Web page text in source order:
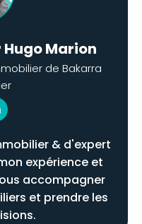
Marion
de Bakarra
& d'expert
expérience et
accompagner
et prendre les